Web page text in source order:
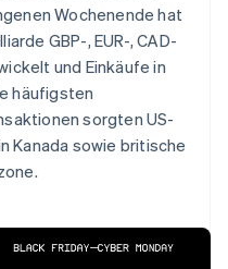
Wochenende hat
GBP-, EUR-, CAD-
und Einkäufe in
häufigsten
sorgten US-
Kanada sowie britische